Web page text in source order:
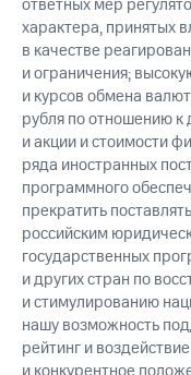
ответных мер
характера, принятых
в качестве
и ограничения;
и курсов обмена
рубля по отношению к
и акции и стоимости
ряда иностранных
программного
прекратить
российским
государственных
и других стран по
и стимулированию
нашу возможность
рейтинг и